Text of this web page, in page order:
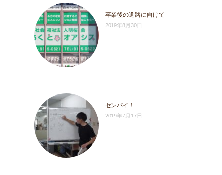
卒業後の進路に向けて
2019年8月30日
センパイ！
2019年7月17日